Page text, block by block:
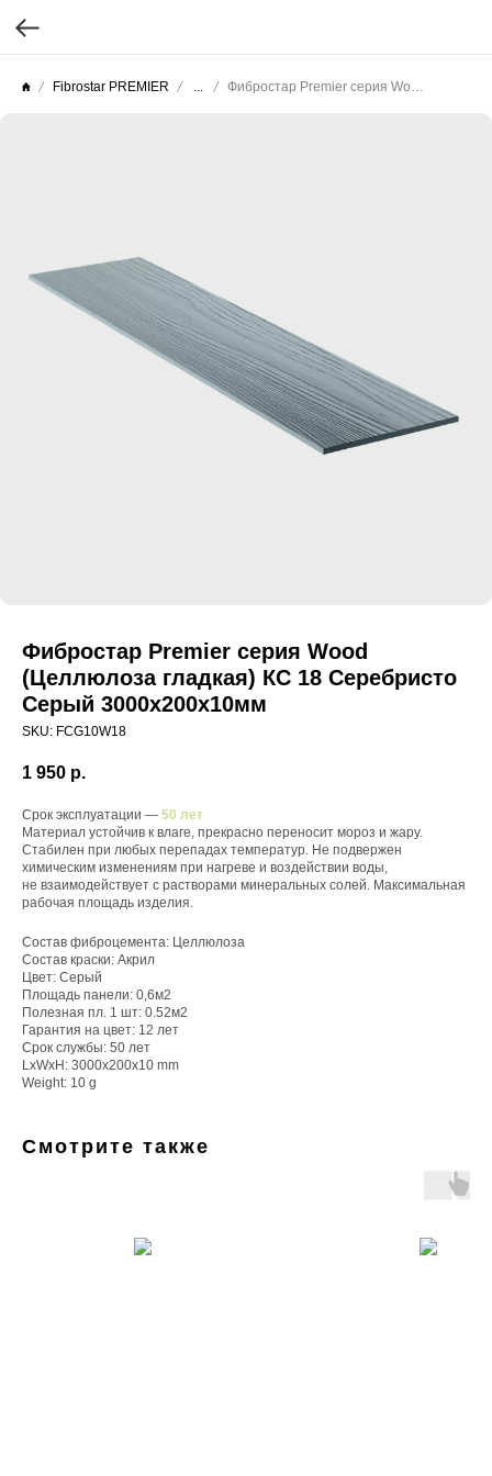
Fibrostar PREMIER ... Фибростар Premier серия Wood (Целлюлоза гладкая) КС 18 Серебристо Серый 3000х200х10мм
Фибростар Premier серия Wood
(Целлюлоза гладкая) КС 18 Серебристо
Серый 3000х200х10мм
SKU: FCG10W18
1 950 р.
Срок эксплуатации — 50 лет
Материал устойчив к влаге, прекрасно переносит мороз и жару.
Стабилен при любых перепадах температур. Не подвержен
химическим изменениям при нагреве и воздействии воды,
не взаимодействует с растворами минеральных солей. Максимальная
рабочая площадь изделия.
Состав фиброцемента: Целлюлоза
Состав краски: Акрил
Цвет: Серый
Площадь панели: 0,6м2
Полезная пл. 1 шт: 0.52м2
Гарантия на цвет: 12 лет
Срок службы: 50 лет
LxWxH: 3000x200x10 mm
Weight: 10 g
Смотрите также